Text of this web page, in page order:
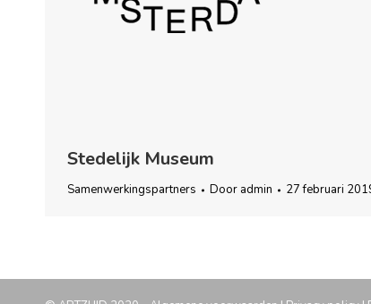
Stedelijk Museum
Samenwerkingspartners Door admin 27 februari